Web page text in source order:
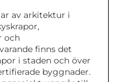
av arkitektur i
och
finns det
i staden och över
byggnader.